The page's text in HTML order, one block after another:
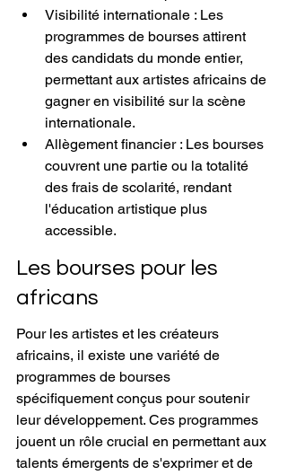
Visibilité internationale : Les
programmes de bourses attirent
des candidats du monde entier,
permettant aux artistes africains de
gagner en visibilité sur la scène
internationale.
Allègement financier : Les bourses
couvrent une partie ou la totalité
des frais de scolarité, rendant
l'éducation artistique plus
accessible.
Les bourses pour les
africans
Pour les artistes et les créateurs
africains, il existe une variété de
programmes de bourses
spécifiquement conçus pour soutenir
leur développement. Ces programmes
jouent un rôle crucial en permettant aux
talents émergents de s'exprimer et de